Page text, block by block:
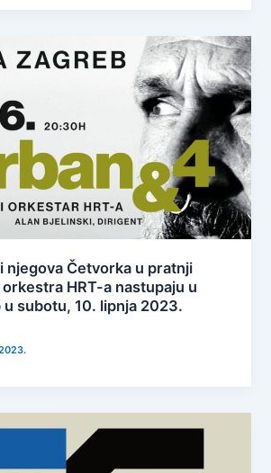
njegova Četvorka u pratnji
HRT-a nastupaju u
subotu, 10. lipnja 2023.